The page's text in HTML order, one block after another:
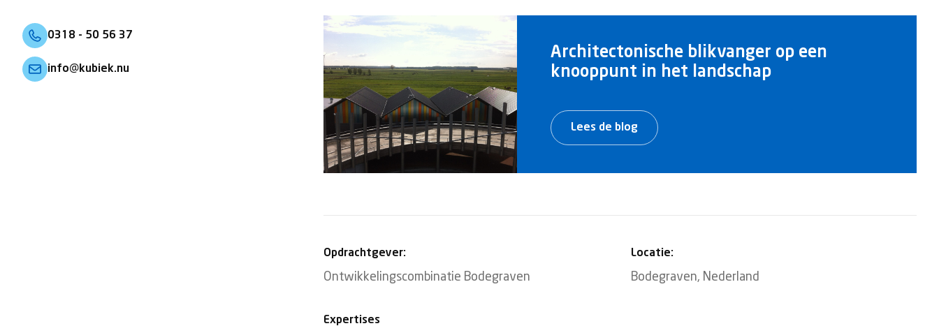
0318 - 50 56 37
info@kubiek.nu
Architectonische blikvanger op een
knooppunt in het landschap
Lees de blog
Opdrachtgever:
Ontwikkelingscombinatie Bodegraven
Locatie:
Bodegraven, Nederland
Expertises